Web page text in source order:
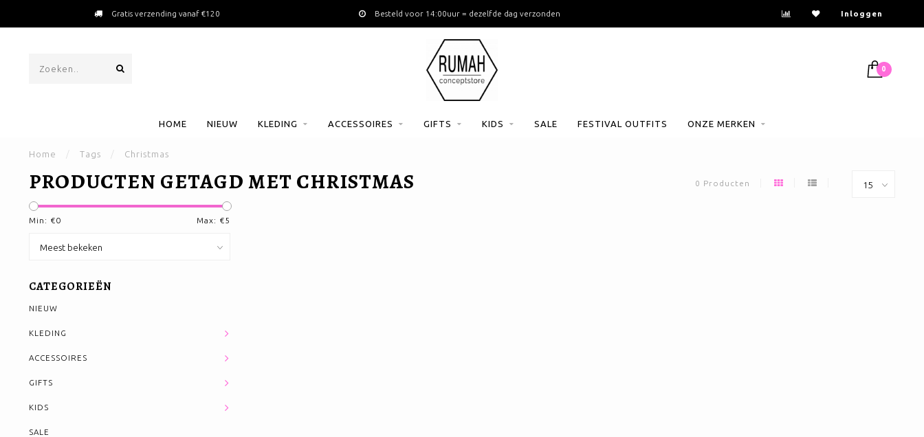
Gratis verzending vanaf €120 Besteld voor 14:00uur = dezelfde dag verzonden Inloggen
0
HOME NIEUW KLEDING ACCESSOIRES GIFTS KIDS SALE FESTIVAL OUTFITS ONZE MERKEN
Home / Tags / Christmas
PRODUCTEN GETAGD MET CHRISTMAS 0 Producten
Min: €0 Max: €5
CATEGORIEËN
NIEUW
KLEDING
ACCESSOIRES
GIFTS
KIDS
SALE